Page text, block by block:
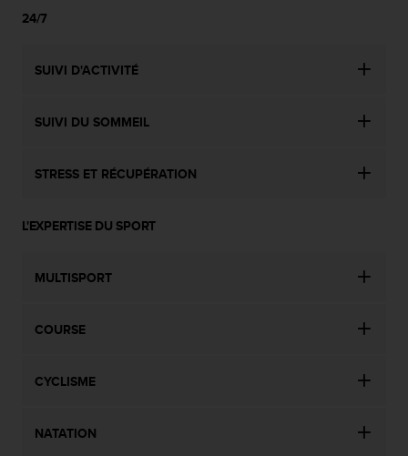
24/7
SUIVI D'ACTIVITÉ
SUIVI DU SOMMEIL
STRESS ET RÉCUPÉRATION
L'EXPERTISE DU SPORT
MULTISPORT
COURSE
CYCLISME
NATATION